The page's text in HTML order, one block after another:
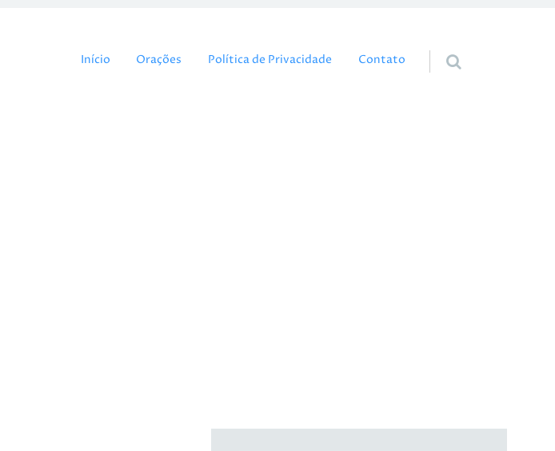
Pular para o conteúdo
Início Orações Política de Privacidade Contato